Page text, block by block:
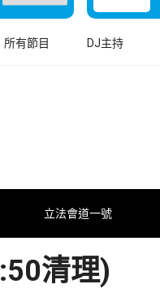
所有節目 DJ主持
立法會道一號
清理)